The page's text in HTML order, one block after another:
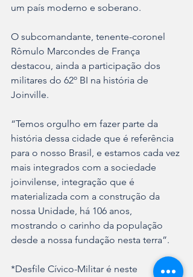
um país moderno e soberano.
O subcomandante, tenente-coronel
Rômulo Marcondes de França
destacou, ainda a participação dos
militares do 62º BI na história de
Joinville.
“Temos orgulho em fazer parte da
história dessa cidade que é referência
para o nosso Brasil, e estamos cada vez
mais integrados com a sociedade
joinvilense, integração que é
materializada com a construção da
nossa Unidade, há 106 anos,
mostrando o carinho da população
desde a nossa fundação nesta terra”.
*Desfile Cívico-Militar é neste